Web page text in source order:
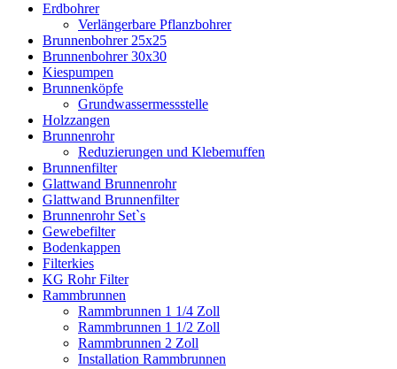
Erdbohrer
Verlängerbare Pflanzbohrer
Brunnenbohrer 25x25
Brunnenbohrer 30x30
Kiespumpen
Brunnenköpfe
Grundwassermessstelle
Holzzangen
Brunnenrohr
Reduzierungen und Klebemuffen
Brunnenfilter
Glattwand Brunnenrohr
Glattwand Brunnenfilter
Brunnenrohr Set`s
Gewebefilter
Bodenkappen
Filterkies
KG Rohr Filter
Rammbrunnen
Rammbrunnen 1 1/4 Zoll
Rammbrunnen 1 1/2 Zoll
Rammbrunnen 2 Zoll
Installation Rammbrunnen